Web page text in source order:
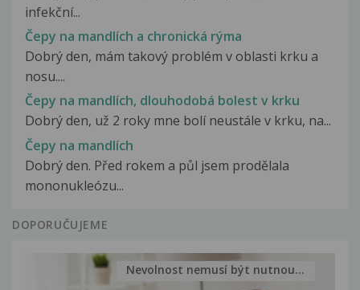
infekční...
Čepy na mandlích a chronická rýma
Dobrý den, mám takový problém v oblasti krku a
nosu....
Čepy na mandlích, dlouhodobá bolest v krku
Dobrý den, už 2 roky mne bolí neustále v krku, na...
Čepy na mandlích
Dobrý den. Před rokem a půl jsem prodělala
mononukleózu...
DOPORUČUJEME
Nevolnost nemusí být nutnou...